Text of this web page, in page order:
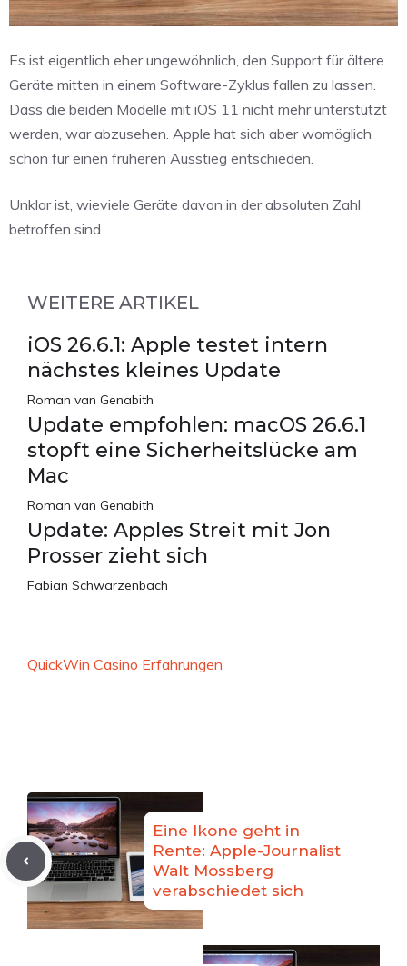
Es ist eigentlich eher ungewöhnlich, den Support für ältere
Geräte mitten in einem Software-Zyklus fallen zu lassen.
Dass die beiden Modelle mit iOS 11 nicht mehr unterstützt
werden, war abzusehen. Apple hat sich aber womöglich
schon für einen früheren Ausstieg entschieden.
Unklar ist, wieviele Geräte davon in der absoluten Zahl
betroffen sind.
WEITERE ARTIKEL
iOS 26.6.1: Apple testet intern
nächstes kleines Update
Roman van Genabith
Update empfohlen: macOS 26.6.1
stopft eine Sicherheitslücke am
Mac
Roman van Genabith
Update: Apples Streit mit Jon
Prosser zieht sich
Fabian Schwarzenbach
QuickWin Casino Erfahrungen
Eine Ikone geht in
Rente: Apple-Journalist
Walt Mossberg
verabschiedet sich